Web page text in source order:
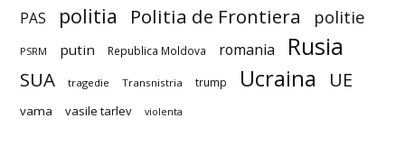
PAS politia Politia de Frontiera politie
PSRM putin Republica Moldova romania Rusia
SUA tragedie Transnistria trump Ucraina UE
vama vasile tarlev violenta